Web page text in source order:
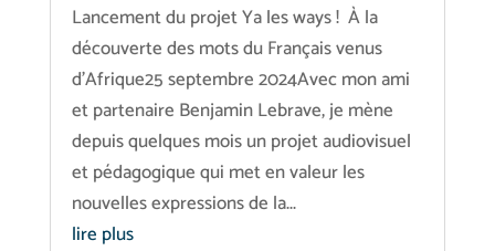
Lancement du projet Ya les ways ! À la
découverte des mots du Français venus
d'Afrique25 septembre 2024Avec mon ami
et partenaire Benjamin Lebrave, je mène
depuis quelques mois un projet audiovisuel
et pédagogique qui met en valeur les
nouvelles expressions de la...
lire plus